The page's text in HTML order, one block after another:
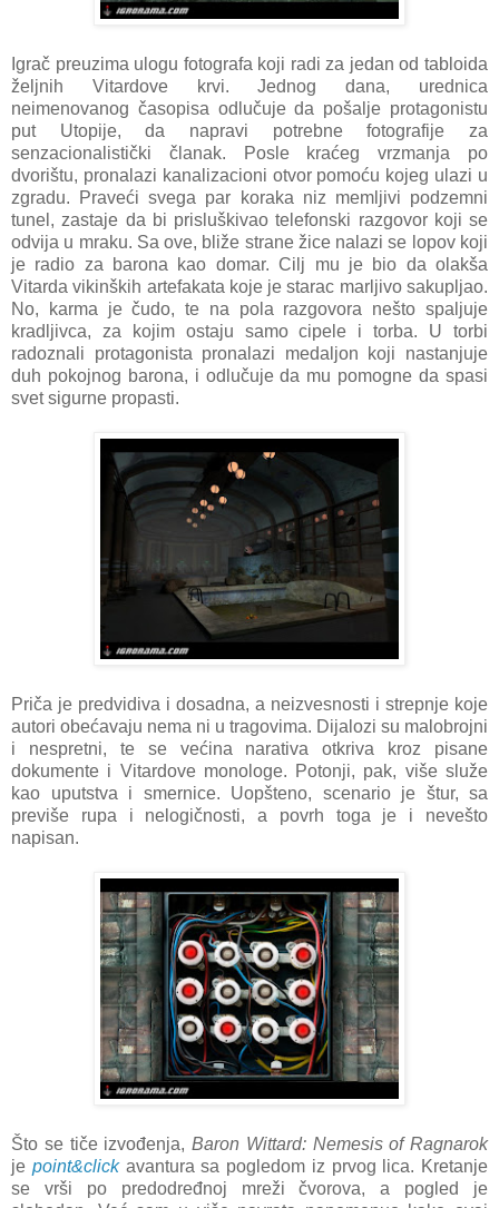
Igrač preuzima ulogu fotografa koji radi za jedan od tabloida
željnih Vitardove krvi. Jednog dana, urednica
neimenovanog časopisa odlučuje da pošalje protagonistu
put Utopije, da napravi potrebne fotografije za
senzacionalistički članak. Posle kraćeg vrzmanja po
dvorištu, pronalazi kanalizacioni otvor pomoću kojeg ulazi u
zgradu. Praveći svega par koraka niz memljivi podzemni
tunel, zastaje da bi prisluškivao telefonski razgovor koji se
odvija u mraku. Sa ove, bliže strane žice nalazi se lopov koji
je radio za barona kao domar. Cilj mu je bio da olakša
Vitarda vikinških artefakata koje je starac marljivo sakupljao.
No, karma je čudo, te na pola razgovora nešto spaljuje
kradljivca, za kojim ostaju samo cipele i torba. U torbi
radoznali protagonista pronalazi medaljon koji nastanjuje
duh pokojnog barona, i odlučuje da mu pomogne da spasi
svet sigurne propasti.
Priča je predvidiva i dosadna, a neizvesnosti i strepnje koje
autori obećavaju nema ni u tragovima. Dijalozi su malobrojni
i nespretni, te se većina narativa otkriva kroz pisane
dokumente i Vitardove monologe. Potonji, pak, više služe
kao uputstva i smernice. Uopšteno, scenario je štur, sa
previše rupa i nelogičnosti, a povrh toga je i nevešto
napisan.
Što se tiče izvođenja, Baron Wittard: Nemesis of Ragnarok
je point&clickavantura sa pogledom iz prvog lica. Kretanje
se vrši po predodređnoj mreži čvorova, a pogled je